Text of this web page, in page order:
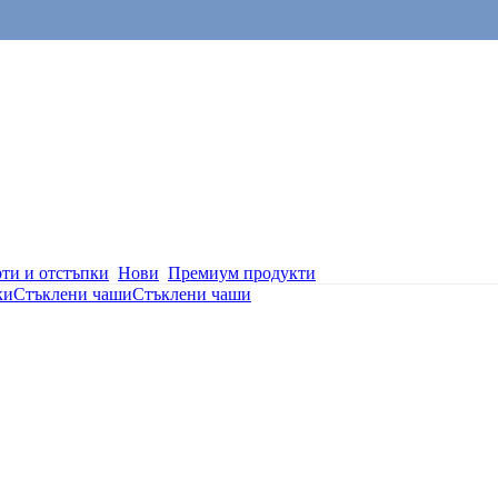
и отстъпки Нови Премиум продукти
Стъклени чашиСтъклени чаши